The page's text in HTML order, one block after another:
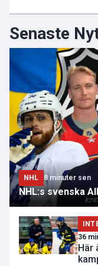
Senaste
NHL 8 minuter sen
NHL:s svenska
36
Här